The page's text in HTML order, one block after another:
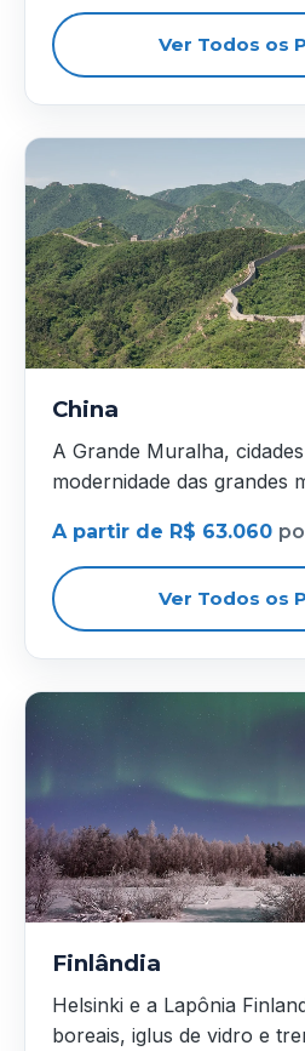
Ver Todos os
China
A Grande Muralha,
modernidade das grandes
A partir de R$ 63.060
Ver Todos os
Finlândia
Helsinki e a Lapônia
boreais, iglus de vidro e